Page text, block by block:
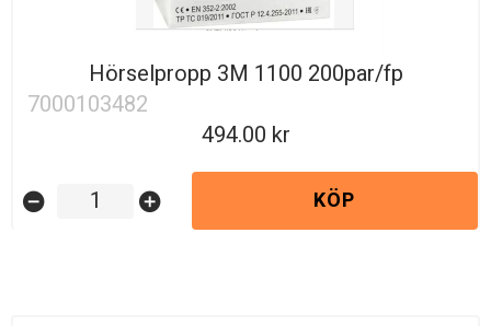
Hörselpropp 3M 1100 200par/fp
7000103482
494.00
remove_circle add_circle KÖP